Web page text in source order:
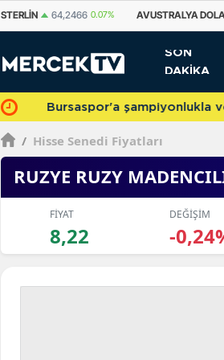
AVUSTRALYA DOLARI 33,5028 0.01%
SON
DAKİKA
Bursaspor'a şampiyonlukla
/ Hisse Senedi Fiyatları
RUZYE RUZY
FİYAT
8,22
DEĞİŞİM
-